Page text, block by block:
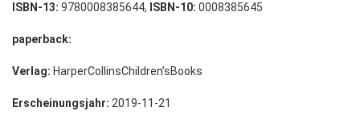
ISBN-13: 9780008385644, ISBN-10: 0008385645
paperback:
Verlag: HarperCollinsChildren’sBooks
Erscheinungsjahr: 2019-11-21